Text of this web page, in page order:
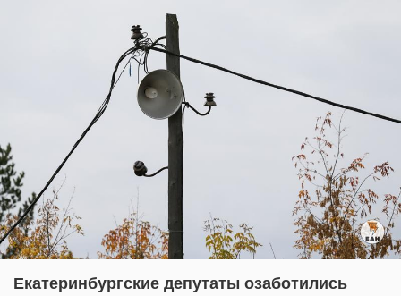
Екатеринбургские депутаты озаботились